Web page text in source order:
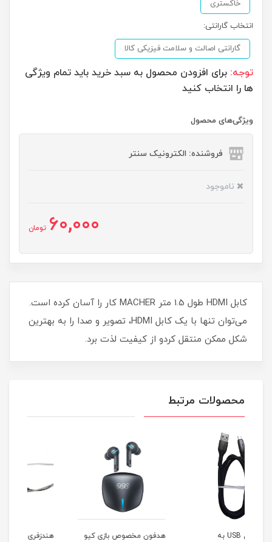
خاکستری
انتخاب گارانتی:
گارانتی اصالت و سلامت فیزیکی کالا
توجه: برای افزودن محصول به سبد خرید باید تمام ویژگی
ها را انتخاب کنید
ویژگی‌های محصول
فروشنده: الکترونیک سنتر
ناموجود
60,000 تومان
کابل HDMI طول 1.5 متر MACHER کار را آسان کرده است.
می‌توان تنها با یک کابل HDMI، تصویر و صدا را به بهترین
شکل ممکن منتقل کردو از کیفیت لذت برد.
محصولات مرتبط
هدفون مخصوص بازی کیو
هندزفری akg سیمی مدل